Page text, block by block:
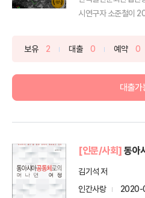
시연구자 소준철이
보유 2 대출 0 예약 0
대출가
[인문/사회] 동아
김기석 저
인간사랑
2020-